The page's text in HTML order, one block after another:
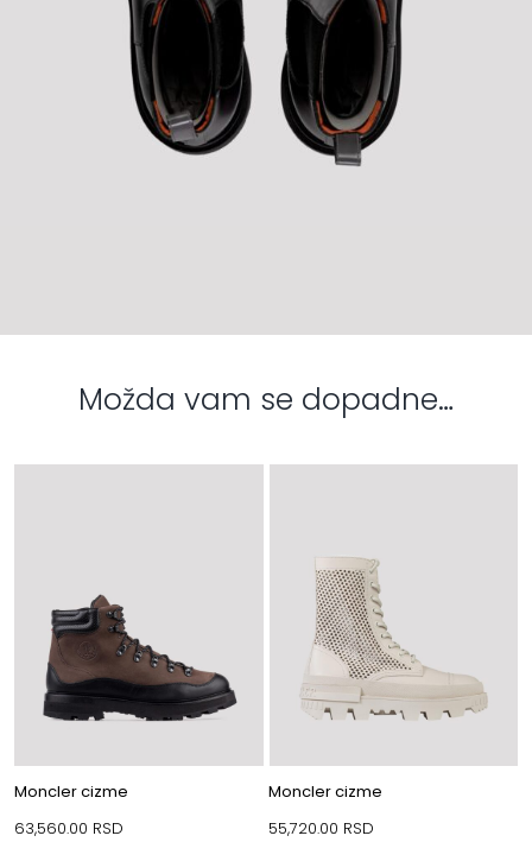
Možda vam se dopadne…
Moncler cizme
63,560.00 RSD
Moncler cizme
55,720.00 RSD